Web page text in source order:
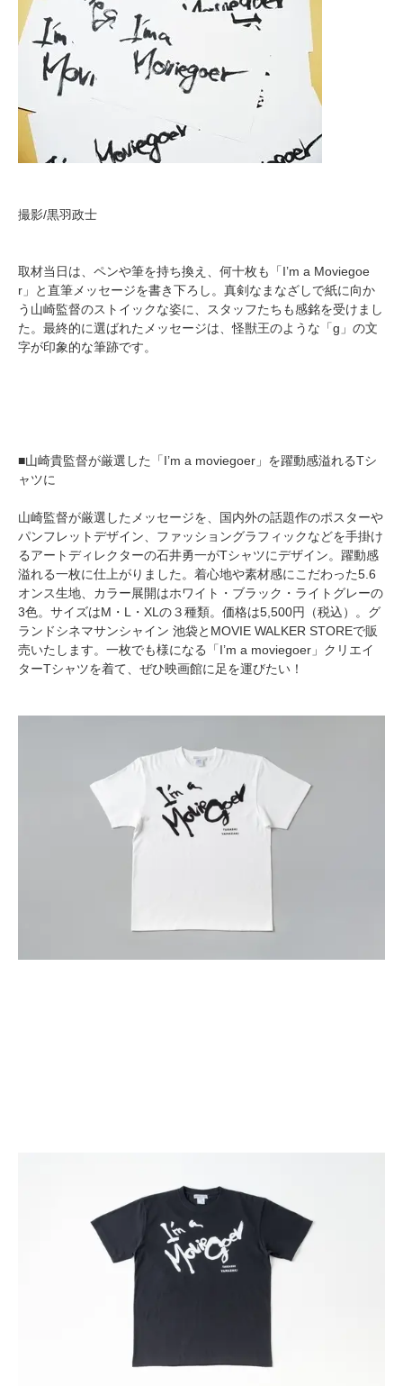
撮影/黒羽政士
取材当日は、ペンや筆を持ち換え、何十枚も「I’m a Moviegoe
r」と直筆メッセージを書き下ろし。真剣なまなざしで紙に向か
う山崎監督のストイックな姿に、スタッフたちも感銘を受けまし
た。最終的に選ばれたメッセージは、怪獣王のような「g」の文
字が印象的な筆跡です。
■山崎貴監督が厳選した「I’m a moviegoer」を躍動感溢れるTシ
ャツに
山崎監督が厳選したメッセージを、国内外の話題作のポスターや
パンフレットデザイン、ファッショングラフィックなどを手掛け
るアートディレクターの石井勇一がTシャツにデザイン。躍動感
溢れる一枚に仕上がりました。着心地や素材感にこだわった5.6
オンス生地、カラー展開はホワイト・ブラック・ライトグレーの
3色。サイズはM・L・XLの３種類。価格は5,500円（税込）。グ
ランドシネマサンシャイン 池袋とMOVIE WALKER STOREで販
売いたします。一枚でも様になる「I’m a moviegoer」クリエイ
ターTシャツを着て、ぜひ映画館に足を運びたい！